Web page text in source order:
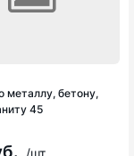
металлу, бетону,
45
/шт